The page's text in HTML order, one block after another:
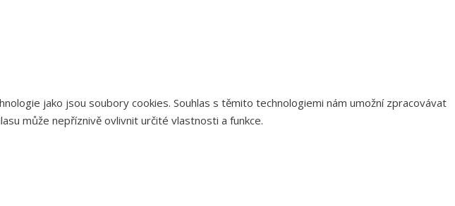
jako jsou soubory cookies. Souhlas s těmito technologiemi nám umožní zpracovávat
může nepříznivě ovlivnit určité vlastnosti a funkce.